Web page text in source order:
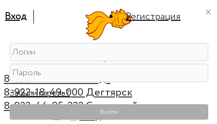
8-999-56-56-111 Ревда
8-922-18-49-000 Дегтярск
8-922-44-95-222 Советский
Вход
Вход Регистрация
Забыли пароль?
Войти